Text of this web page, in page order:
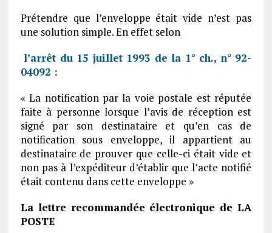
Prétendre que l’enveloppe était vide n’est pas
une solution simple. En effet selon
l’arrêt du 15 juillet 1993 de la 1° ch., n° 92-
04092 :
« La notification par la voie postale est réputée
faite à personne lorsque l’avis de réception est
signé par son destinataire et qu’en cas de
notification sous enveloppe, il appartient au
destinataire de prouver que celle-ci était vide et
non pas à l’expéditeur d’établir que l’acte notifié
était contenu dans cette enveloppe »
La lettre recommandée électronique de LA
POSTE